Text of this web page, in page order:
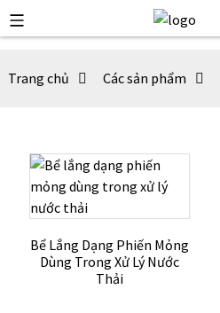
Trang chủ Các sản phẩm
Bể Lắng Dạng Phiến Mỏng
Dùng Trong Xử Lý Nước
Thải